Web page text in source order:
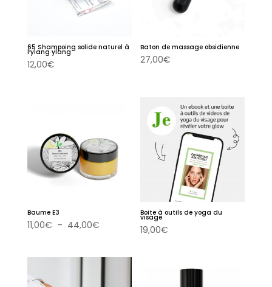
65 Shampoing solide naturel à
l’ylang ylang
12,00€
Baton de massage obsidienne
27,00€
Baume E3
11,00€ – 44,00€Plage
Boite à outils de yoga du
visage
19,00€